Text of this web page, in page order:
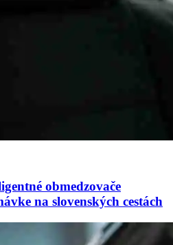
obmedzovače
na slovenských cestách